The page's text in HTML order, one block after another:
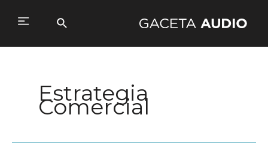
Buscar
Estrategia
Comercial